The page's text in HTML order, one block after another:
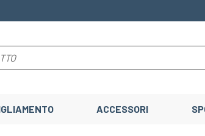
ACCESSORI